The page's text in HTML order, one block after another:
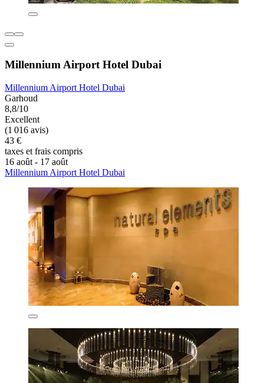
Millennium Airport Hotel Dubai
Millennium Airport Hotel Dubai
Garhoud
8,8/10
Excellent
(1 016 avis)
43 €
taxes et frais compris
16 août - 17 août
Millennium Airport Hotel Dubai